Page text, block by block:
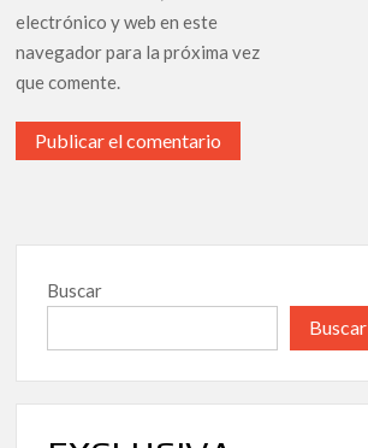
electrónico y web en este
navegador para la próxima vez
que comente.
Buscar
Buscar